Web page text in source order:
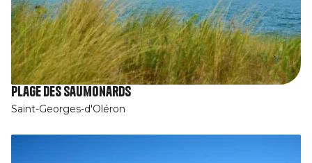
Plage des Saumonards
Saint-Georges-d'Oléron